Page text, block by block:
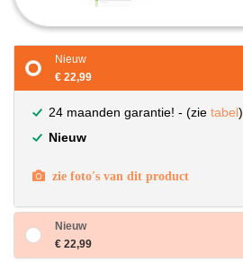
Nieuw
€ 22,99
24 maanden garantie! - (zie tabel)
Nieuw
zie foto's van dit product
Nieuw
€ 22,99